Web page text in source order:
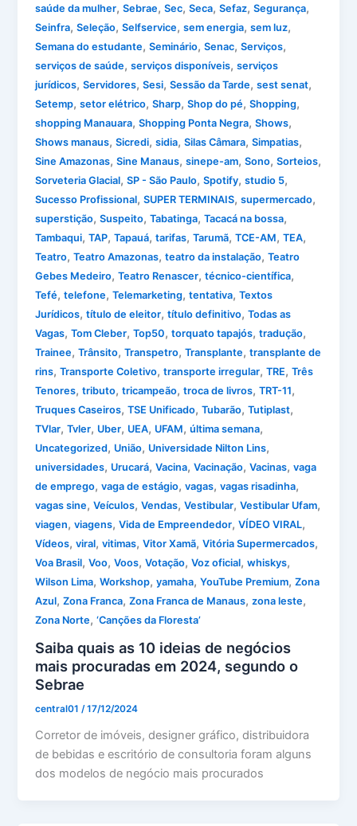
saúde da mulher,Sebrae,Sec,Seca,Sefaz,Segurança,
Seinfra,Seleção,Selfservice,sem energia,sem luz,
Semana do estudante,Seminário,Senac,Serviços,
serviços de saúde,serviços disponíveis,serviços
jurídicos,Servidores,Sesi,Sessão da Tarde,sest senat,
Setemp,setor elétrico,Sharp,Shop do pé,Shopping,
shopping Manauara,Shopping Ponta Negra,Shows,
Shows manaus,Sicredi,sidia,Silas Câmara,Simpatias,
Sine Amazonas,Sine Manaus,sinepe-am,Sono,Sorteios,
Sorveteria Glacial,SP - São Paulo,Spotify,studio 5,
Sucesso Profissional,SUPER TERMINAIS,supermercado,
superstição,Suspeito,Tabatinga,Tacacá na bossa,
Tambaqui,TAP,Tapauá,tarifas,Tarumã,TCE-AM,TEA,
Teatro,Teatro Amazonas,teatro da instalação,Teatro
Gebes Medeiro,Teatro Renascer,técnico-científica,
Tefé,telefone,Telemarketing,tentativa,Textos
Jurídicos,título de eleitor,título definitivo,Todas as
Vagas,Tom Cleber,Top50,torquato tapajós,tradução,
Trainee,Trânsito,Transpetro,Transplante,transplante de
rins,Transporte Coletivo,transporte irregular,TRE,Três
Tenores,tributo,tricampeão,troca de livros,TRT-11,
Truques Caseiros,TSE Unificado,Tubarão,Tutiplast,
TVlar,Tvler, Uber, UEA, UFAM,última semana,
Uncategorized, União, Universidade Nilton Lins,
universidades, Urucará,Vacina,Vacinação,Vacinas,vaga
de emprego,vaga de estágio,vagas,vagas risadinha,
vagas sine,Veículos,Vendas,Vestibular,Vestibular Ufam,
viagen,viagens,Vida de Empreendedor,VÍDEO VIRAL,
Vídeos,viral,vitimas,Vitor Xamã,Vitória Supermercados,
Voa Brasil,Voo,Voos,Votação,Voz oficial,whiskys,
Wilson Lima,Workshop,yamaha,YouTube Premium,Zona
Azul,Zona Franca,Zona Franca de Manaus,zona leste,
Zona Norte,‘Canções da Floresta’
Saiba quais as 10 ideias de negócios
mais procuradas em 2024, segundo o
Sebrae
central01/17/12/2024
Corretor de imóveis, designer gráfico, distribuidora
de bebidas e escritório de consultoria foram alguns
dos modelos de negócio mais procurados